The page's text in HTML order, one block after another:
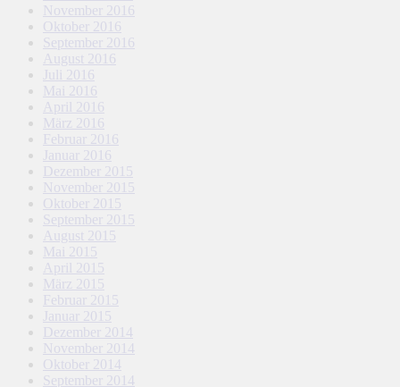
November 2016
Oktober 2016
September 2016
August 2016
Juli 2016
Mai 2016
April 2016
März 2016
Februar 2016
Januar 2016
Dezember 2015
November 2015
Oktober 2015
September 2015
August 2015
Mai 2015
April 2015
März 2015
Februar 2015
Januar 2015
Dezember 2014
November 2014
Oktober 2014
September 2014